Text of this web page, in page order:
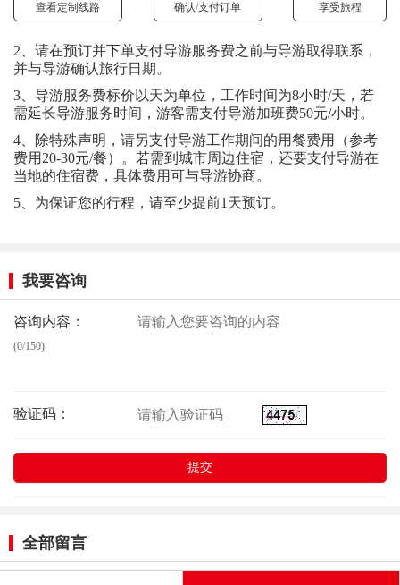
查看定制线路 确认/支付订单 享受旅程
2、请在预订并下单支付导游服务费之前与导游取得联系，
并与导游确认旅行日期。
3、导游服务费标价以天为单位，工作时间为8小时/天，若
需延长导游服务时间，游客需支付导游加班费50元/小时。
4、除特殊声明，请另支付导游工作期间的用餐费用（参考
费用20-30元/餐）。若需到城市周边住宿，还要支付导游在
当地的住宿费，具体费用可与导游协商。
5、为保证您的行程，请至少提前1天预订。
我要咨询
咨询内容：
(0/150)
验证码：
全部留言